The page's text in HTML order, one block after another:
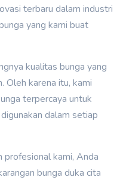
terbaru dalam industri
yang kami buat
kualitas bunga yang
Oleh karena itu, kami
terpercaya untuk
dalam setiap
profesional kami, Anda
bunga duka cita